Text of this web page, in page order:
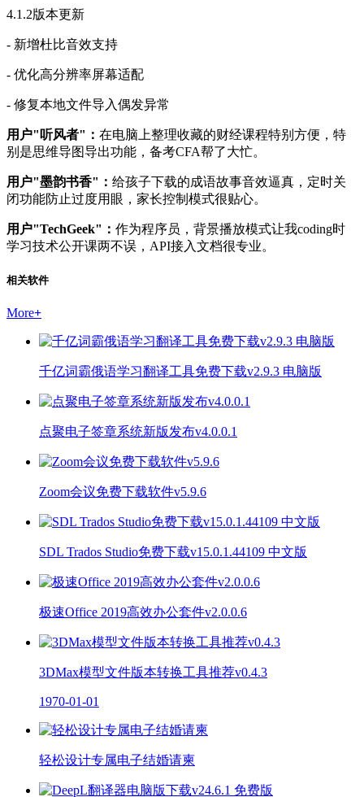
4.1.2版本更新
- 新增杜比音效支持
- 优化高分辨率屏幕适配
- 修复本地文件导入偶发异常
用户"听风者"： 在电脑上整理收藏的财经课程特别方便，特
别是思维导图导出功能，备考CFA帮了大忙。
用户"墨韵书香"： 给孩子下载的成语故事音效逼真，定时关
闭功能防止过度用眼，家长控制模式很贴心。
用户"TechGeek"： 作为程序员，背景播放模式让我coding时
学习技术公开课两不误，API接入文档很专业。
相关软件
More+
千亿词霸俄语学习翻译工具免费下载v2.9.3 电脑版
点聚电子签章系统新版发布v4.0.0.1
Zoom会议免费下载软件v5.9.6
SDL Trados Studio免费下载v15.0.1.44109 中文版
极速Office 2019高效办公套件v2.0.0.6
3DMax模型文件版本转换工具推荐v0.4.3
1970-01-01
轻松设计专属电子结婚请柬